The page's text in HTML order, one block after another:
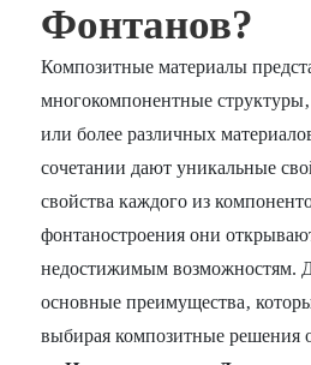
Фонтанов?
Композитные материалы
многокомпонентные
или более различных
сочетании дают уникальные
свойства каждого из
фонтаностроения они
недостижимым возможностям.
основные преимущества‚
выбирая композитные решения